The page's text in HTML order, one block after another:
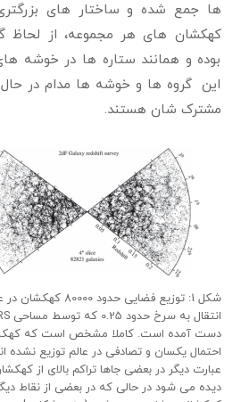
ها جمع شده و ساختار های
کهکشان های هر مجموعه، از لحاظ
بوده و همانند ستاره ها در خوشه
این گروه ها و خوشه ها مدام در
مشترک شان هستند.
شکل 1: توزیع فضایی حدود 80000
دست آمده است. کاملا مشخص است که
احتمال یکسان و تصادفی در عالم توزیع نشده
عبارت دیگر در بعضی جاها تراکم بالای از
دیده می شود در حالی که در بعضی از نقاط